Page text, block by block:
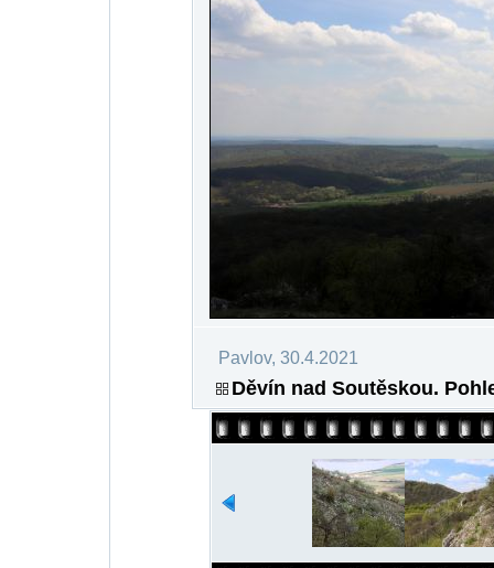
Pavlov, 30.4.2021
Děvín nad Soutěskou.